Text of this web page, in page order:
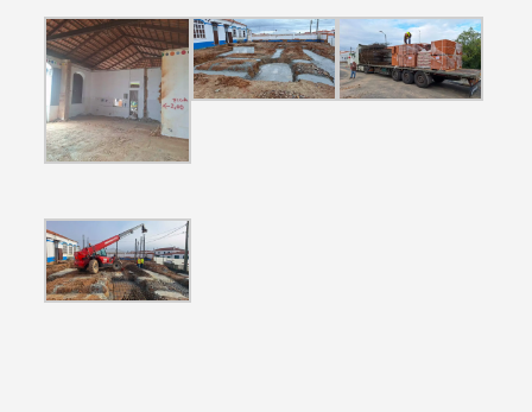
Categorias gerais